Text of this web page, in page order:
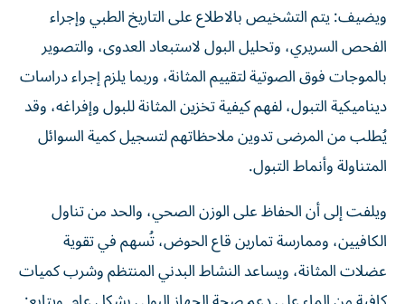
ويضيف: يتم التشخيص بالاطلاع على التاريخ الطبي وإجراء
الفحص السريري، وتحليل البول لاستبعاد العدوى، والتصوير
بالموجات فوق الصوتية لتقييم المثانة، وربما يلزم إجراء دراسات
ديناميكية التبول، لفهم كيفية تخزين المثانة للبول وإفراغه، وقد
يُطلب من المرضى تدوين ملاحظاتهم لتسجيل كمية السوائل
المتناولة وأنماط التبول.
ويلفت إلى أن الحفاظ على الوزن الصحي، والحد من تناول
الكافيين، وممارسة تمارين قاع الحوض، تُسهم في تقوية
عضلات المثانة، ويساعد النشاط البدني المنتظم وشرب كميات